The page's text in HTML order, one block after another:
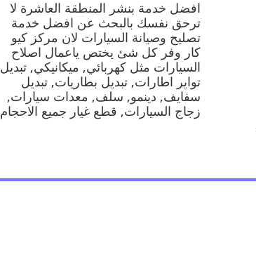
المنطقة
العاشرة
99009551
مغلقة
افضل خدمة بنشر المنطقة العاشرة لا
ترحق نفسك بالبحث عن افضل خدمة
تصليح وصيانة السيارات لان مركز كيو
كار وفر كل شئ يختص ياعمال اصلاح
السيارات مثل كهربائي, ميكانيكي, تبديل
تواير اطارات, تبديل بطاريات, تبديل
سفايف, دينمو, سلف, معدات سيارات,
زجاج السيارات, قطع غيار جميع الاحجام